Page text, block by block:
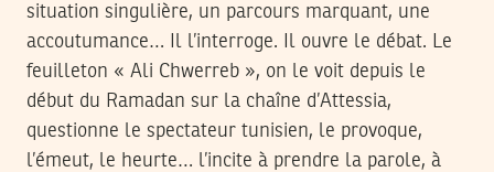
situation singulière, un parcours marquant, une
accoutumance… Il l’interroge. Il ouvre le débat. Le
feuilleton « Ali Chwerreb », on le voit depuis le
début du Ramadan sur la chaîne d’Attessia,
questionne le spectateur tunisien, le provoque,
l’émeut, le heurte… l’incite à prendre la parole, à